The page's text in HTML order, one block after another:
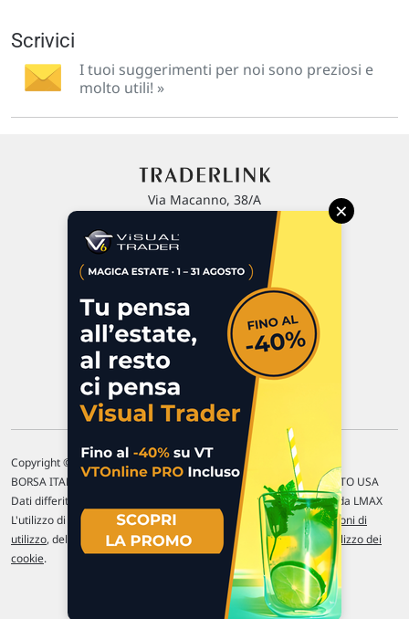
Scrivici
I tuoi suggerimenti per noi sono preziosi e
molto utili! »
Via Macanno, 38/A
P.IVA 02 452 460 401
Commenti e segnalazioni
Contattaci
Copyright © 1996-2026 Traderlink Italia s.r.l.
BORSA ITALIANA Quotazioni di borsa differite di 15 min. / MERCATO USA
Dati differiti di 15 min. (fonte Intrinio) / FOREX Quotazioni fornite da LMAX
L'utilizzo di questo sito implica l'accettazione delle nostre Condizioni di
utilizzo, del Disclaimer MAR, dellePolitiche sulla privacye dell' Utilizzo dei
cookie.
×